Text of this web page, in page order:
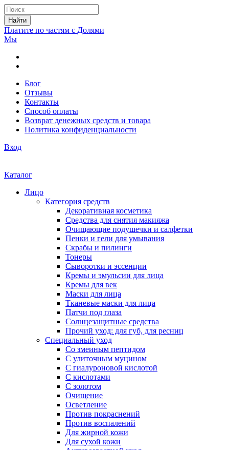
Найти
Платите по частям с Долями
Мы
Блог
Отзывы
Контакты
Способ оплаты
Возврат денежных средств и товара
Политика конфиденциальности
Вход
Каталог
Лицо
Категория средств
Декоративная косметика
Средства для снятия макияжа
Очищающие подушечки и салфетки
Пенки и гели для умывания
Скрабы и пилинги
Тонеры
Сыворотки и эссенции
Кремы и эмульсии для лица
Кремы для век
Маски для лица
Тканевые маски для лица
Патчи под глаза
Солнцезащитные средства
Прочий уход: для губ, для ресниц
Специальный уход
Со змеиным пептидом
С улиточным муцином
С гиалуроновой кислотой
С кислотами
С золотом
Очищение
Осветление
Против покраснений
Против воспалений
Для жирной кожи
Для сухой кожи